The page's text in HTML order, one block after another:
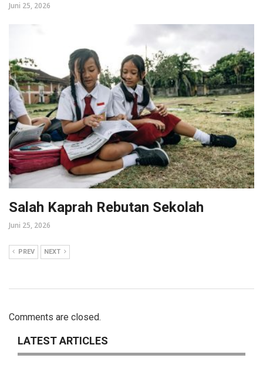
Juni 25, 2026
Salah Kaprah Rebutan Sekolah
Juni 25, 2026
PREV NEXT
Comments are closed.
LATEST ARTICLES